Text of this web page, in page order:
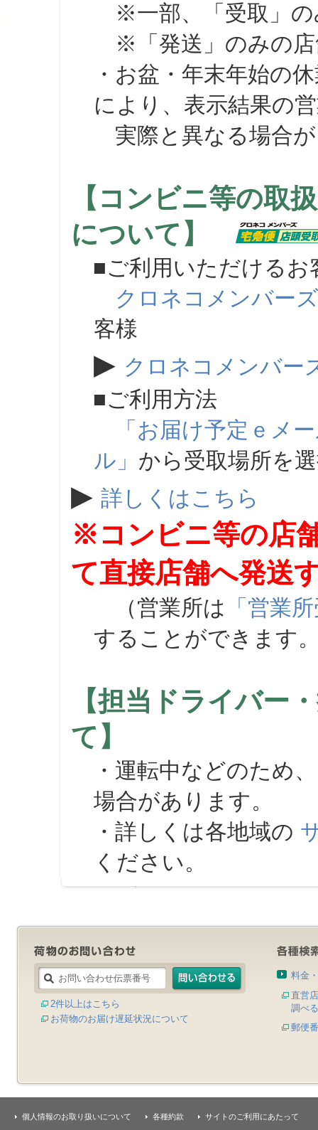
※一部、「受取」の
※「発送」のみの店
・お盆・年末年始の
により、表示結果の
実際と異なる場合が
【コンビニ等の取
について】
■ご利用いただけるお
クロネコメンバーズ
客様
▶ クロネコメンバー
■ご利用方法
「お届け予定ｅメ
ル」 から受取場所を
▶ 詳しくはこちら
※コンビニ等の店
て直接店舗へ発送
（営業所は 「営業
することができます
【担当ドライバー
て】
・運転中などのため
場合があります。
・詳しくは各地域の
ください。
2件以上はこちら
お荷物のお届け遅延状況について
料金
直営
調べる
郵便
個人情報のお取り扱いについて 各種約款 サイトのご利用にあたって